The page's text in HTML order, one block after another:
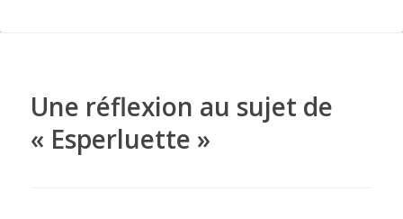
o
k
Une réflexion au sujet de
« Esperluette »